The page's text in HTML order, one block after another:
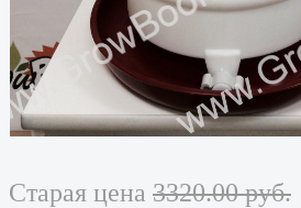
Старая цена 3320.00 руб.